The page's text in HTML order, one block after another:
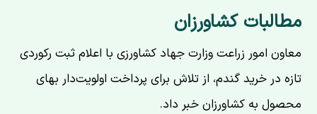
مطالبات کشاورزان
معاون امور زراعت وزارت جهاد کشاورزی با اعلام ثبت رکوردی
تازه در خرید گندم، از تلاش برای پرداخت اولویت‌دار بهای
محصول به کشاورزان خبر داد.